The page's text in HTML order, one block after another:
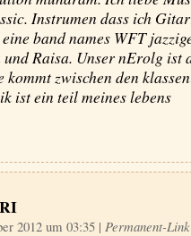
Instrumen dass ich
band names WFT
Raisa. Unser nErolg ist
zwischen den
ist ein teil meines lebens
2012 um 03:35 | Permanent-Link